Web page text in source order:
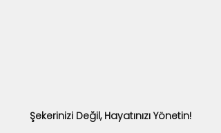
Şekerinizi Değil, Hayatınızı Yönetin!